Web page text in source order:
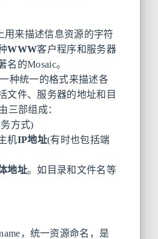
上用来描述信息资源的字符
WWW客户程序和服务器
名的Mosaic。
种统一的格式来描述各
文件、服务器的地址和目
三部组成：
方式)
机IP地址(有时也包括端
地址。如目录和文件名等
，统一资源命名，是